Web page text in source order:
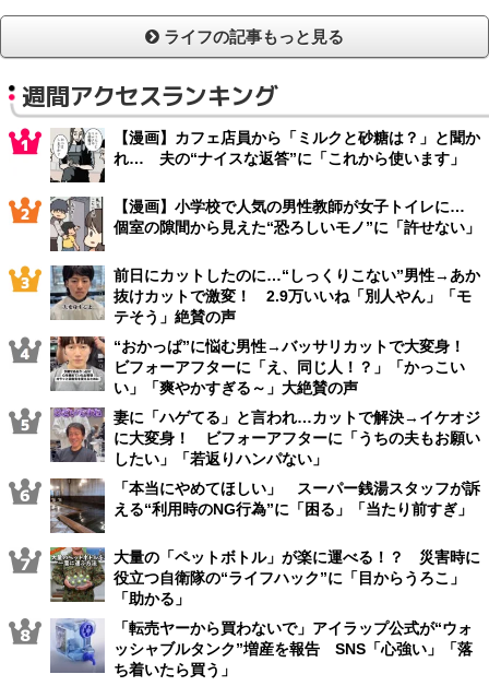
ライフの記事もっと見る
週間アクセスランキング
【漫画】カフェ店員から「ミルクと砂糖は？」と聞か
れ… 夫の“ナイスな返答”に「これから使います」
【漫画】小学校で人気の男性教師が女子トイレに…
個室の隙間から見えた“恐ろしいモノ”に「許せない」
前日にカットしたのに…“しっくりこない”男性→あか
抜けカットで激変！ 2.9万いいね「別人やん」「モ
テそう」絶賛の声
“おかっぱ”に悩む男性→バッサリカットで大変身！
ビフォーアフターに「え、同じ人！？」「かっこい
い」「爽やかすぎる～」大絶賛の声
妻に「ハゲてる」と言われ…カットで解決→イケオジ
に大変身！ ビフォーアフターに「うちの夫もお願い
したい」「若返りハンパない」
「本当にやめてほしい」 スーパー銭湯スタッフが訴
える“利用時のNG行為”に「困る」「当たり前すぎ」
大量の「ペットボトル」が楽に運べる！？ 災害時に
役立つ自衛隊の“ライフハック”に「目からうろこ」
「助かる」
「転売ヤーから買わないで」アイラップ公式が“ウォ
ッシャブルタンク”増産を報告 SNS「心強い」「落
ち着いたら買う」